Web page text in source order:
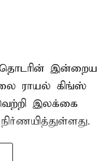
தொடரின் இன்றைய
ராயல் கிங்ஸ்
இலக்கை